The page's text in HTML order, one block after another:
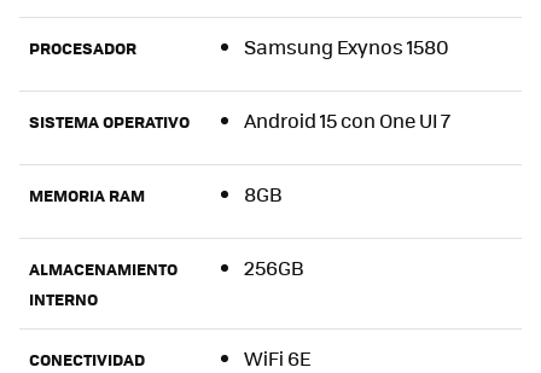
PROCESADOR Samsung Exynos 1580
SISTEMA OPERATIVO Android 15 con One UI 7
MEMORIA RAM 8GB
ALMACENAMIENTO
INTERNO
256GB
CONECTIVIDAD
WiFi 6E